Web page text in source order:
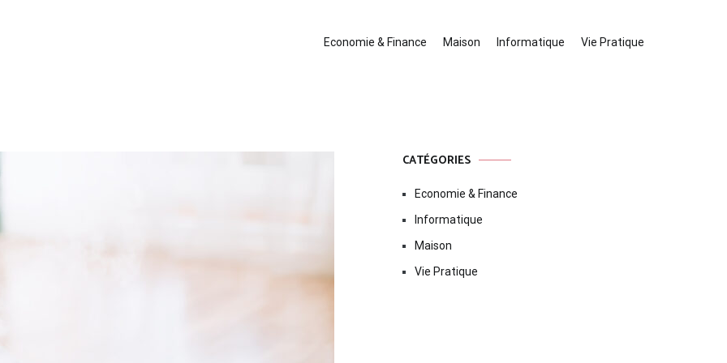
Economie & Finance Maison Informatique Vie Pratique
CATÉGORIES
Economie & Finance
Informatique
Maison
Vie Pratique